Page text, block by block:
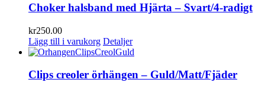
Choker halsband med Hjärta – Svart/4-radigt
kr250.00
Lägg till i varukorg Detaljer
Clips creoler örhängen – Guld/Matt/Fjäder